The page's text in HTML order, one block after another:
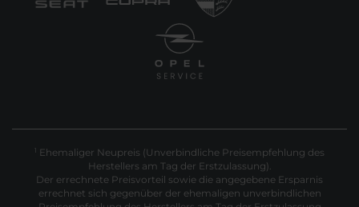
1 Ehemaliger Neupreis (Unverbindliche Preisempfehlung des
Herstellers am Tag der Erstzulassung).
Der errechnete Preisvorteil sowie die angegebene Ersparnis
errechnet sich gegenüber der ehemaligen unverbindlichen